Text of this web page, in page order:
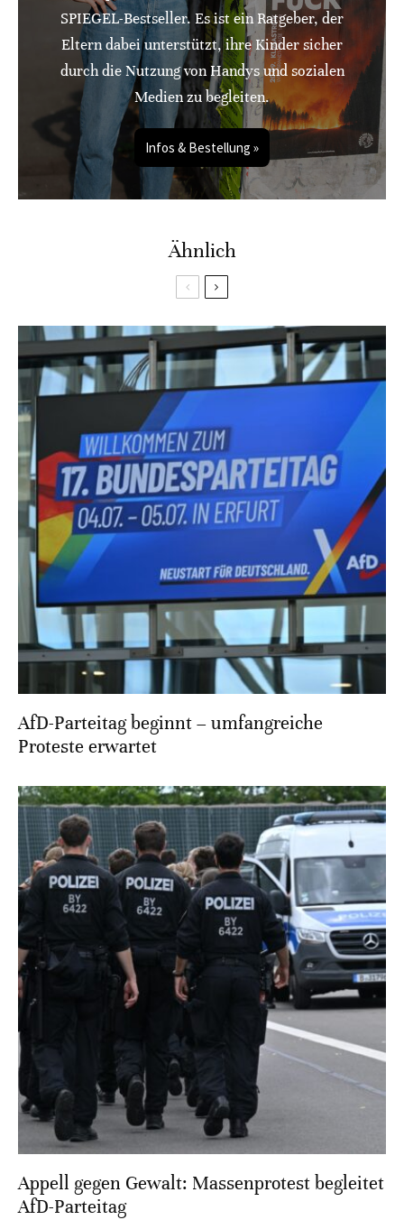
SPIEGEL-Bestseller. Es ist ein Ratgeber, der
Eltern dabei unterstützt, ihre Kinder sicher
durch die Nutzung von Handys und sozialen
Medien zu begleiten.
Infos & Bestellung »
Ähnlich
AfD-Parteitag beginnt – umfangreiche
Proteste erwartet
Appell gegen Gewalt: Massenprotest begleitet
AfD-Parteitag